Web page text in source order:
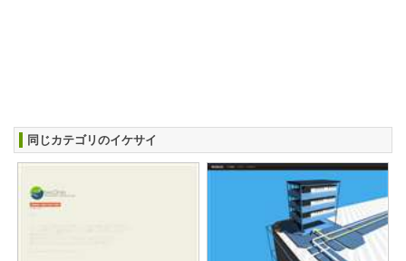
同じカテゴリのイケサイ